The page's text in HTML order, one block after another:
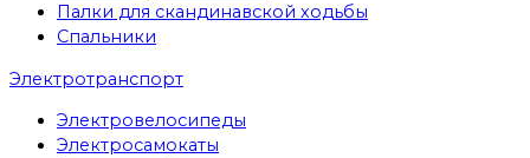
Палки для скандинавской ходьбы
Спальники
Электротранспорт
Электровелосипеды
Электросамокаты